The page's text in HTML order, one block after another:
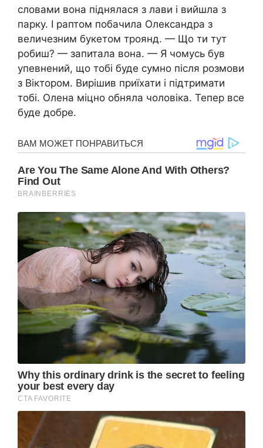
словами вона піднялася з лави і вийшла з
парку. І раптом побачила Олександра з
величезним букетом троянд. — Що ти тут
робиш? — запитала вона. — Я чомусь був
упевнений, що тобі буде сумно після розмови
з Віктором. Вирішив приїхати і підтримати
тобі. Олена міцно обняла чоловіка. Тепер все
буде добре.